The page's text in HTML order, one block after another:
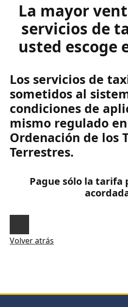
La mayor
servicios de
usted escoge
Los servicios de
sometidos al
condiciones de
mismo regulado
Ordenación de los
Terrestres.
Pague sólo la tarifa
Volver atrás